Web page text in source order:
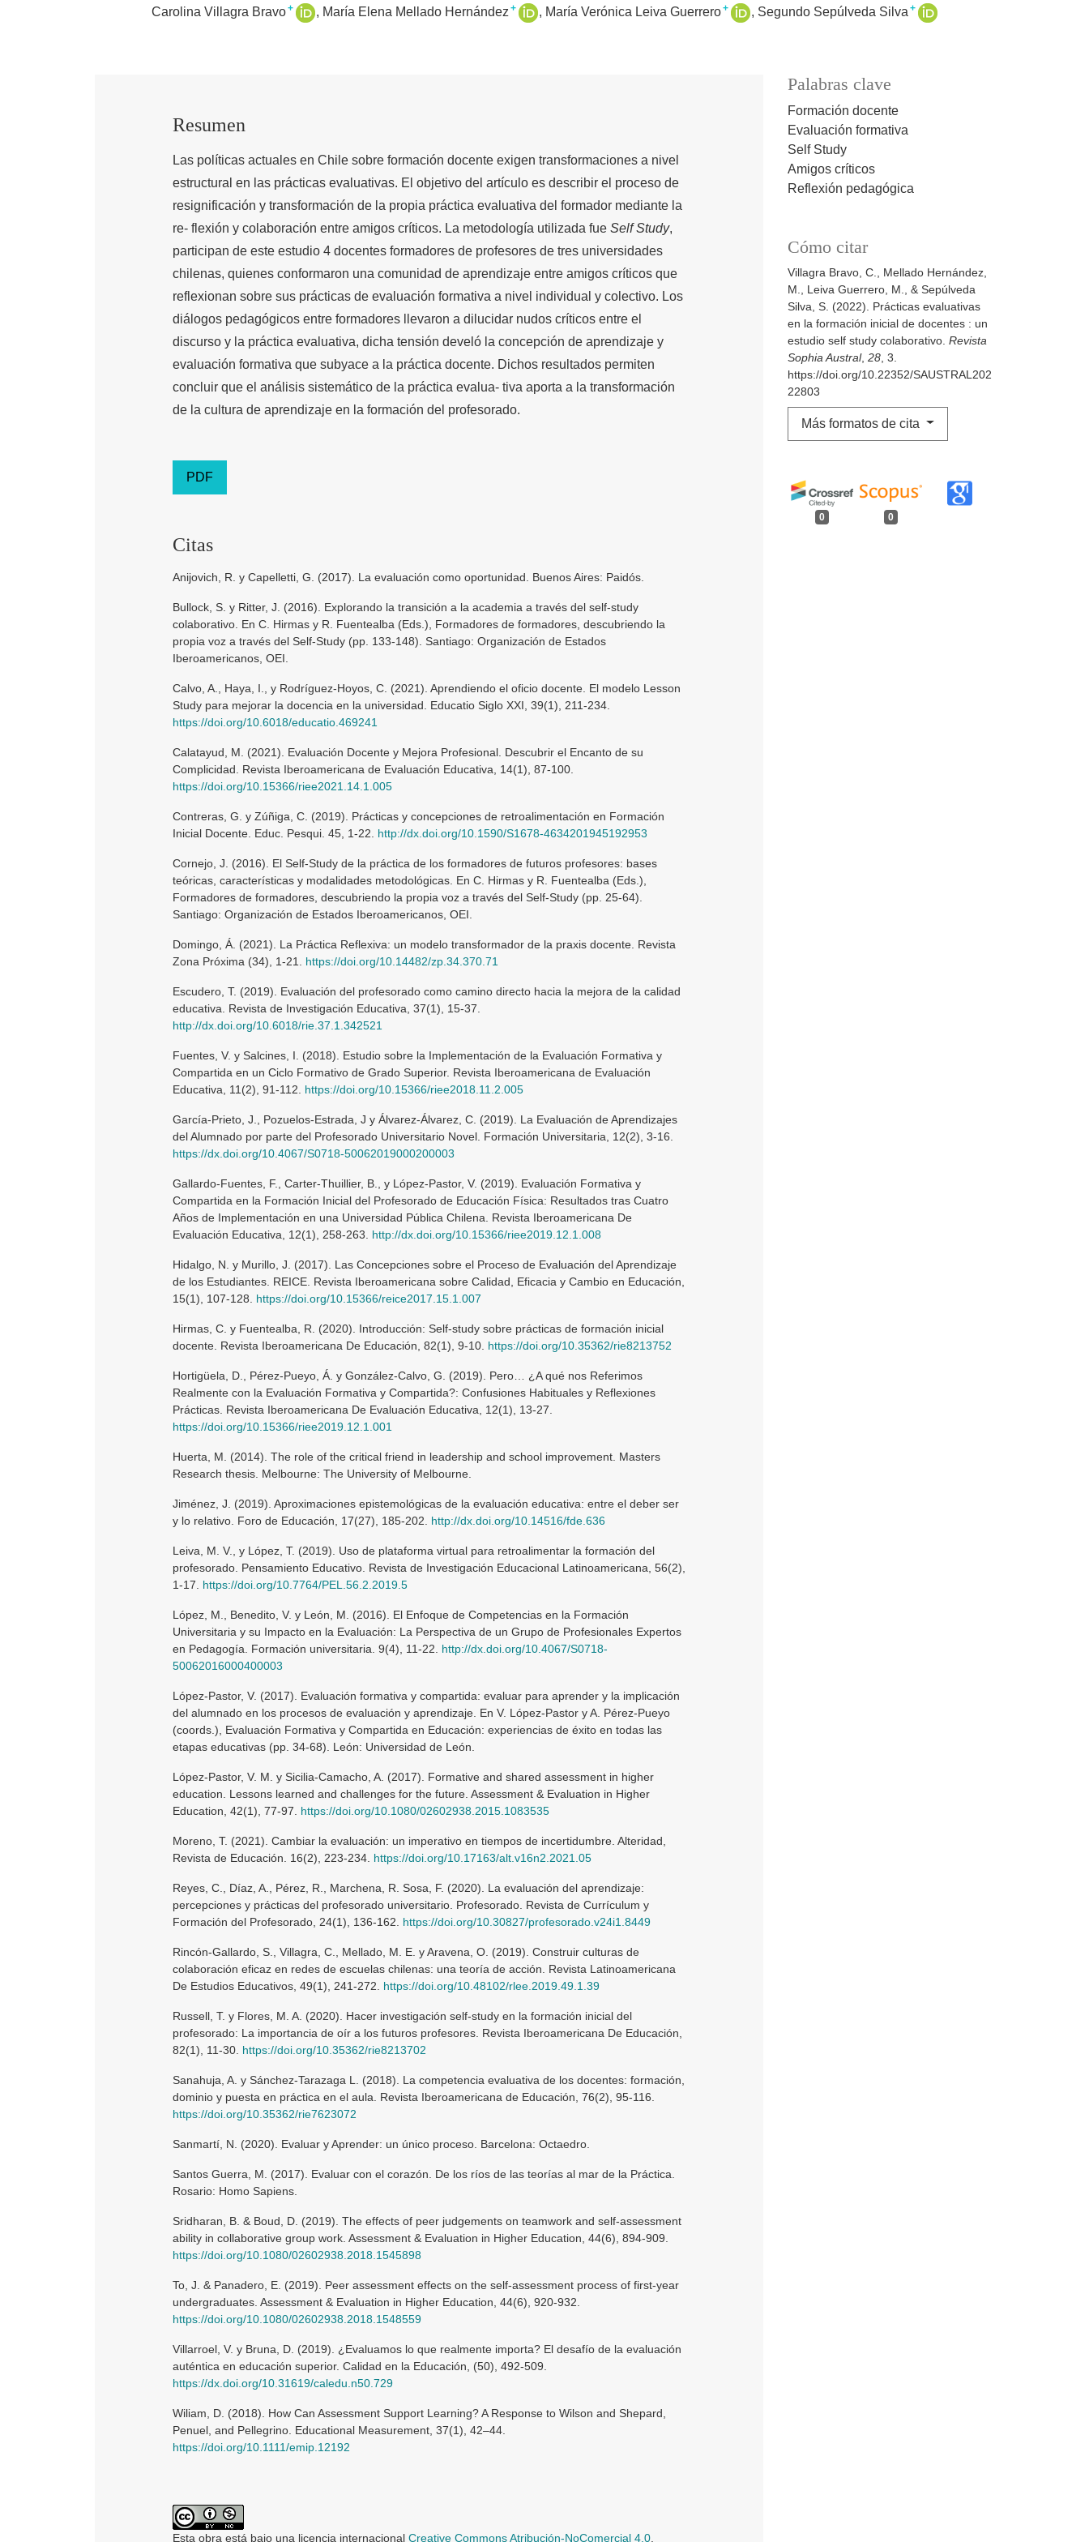
Carolina Villagra Bravo+ María Elena Mellado Hernández + María Verónica Leiva Guerrero+ Segundo Sepúlveda Silva +
Palabras clave
Formación docente
Evaluación formativa
Self Study
Amigos críticos
Reflexión pedagógica
Cómo citar
Villagra Bravo, C., Mellado Hernández,
M., Leiva Guerrero, M., & Sepúlveda
Silva, S. (2022). Prácticas evaluativas
en la formación inicial de docentes : un
estudio self study colaborativo. Revista
Sophia Austral, 28 , 3.
https://doi.org/10.22352/SAUSTRAL202
22803
Más formatos de cita
0 0
Resumen
Las políticas actuales en Chile sobre formación docente exigen transformaciones a nivel
estructural en las prácticas evaluativas. El objetivo del artículo es describir el proceso de
resignificación y transformación de la propia práctica evaluativa del formador mediante la
re- flexión y colaboración entre amigos críticos. La metodología utilizada fue Self Study,
participan de este estudio 4 docentes formadores de profesores de tres universidades
chilenas, quienes conformaron una comunidad de aprendizaje entre amigos críticos que
reflexionan sobre sus prácticas de evaluación formativa a nivel individual y colectivo. Los
diálogos pedagógicos entre formadores llevaron a dilucidar nudos críticos entre el
discurso y la práctica evaluativa, dicha tensión develó la concepción de aprendizaje y
evaluación formativa que subyace a la práctica docente. Dichos resultados permiten
concluir que el análisis sistemático de la práctica evalua- tiva aporta a la transformación
de la cultura de aprendizaje en la formación del profesorado.
PDF
Citas
Anijovich, R. y Capelletti, G. (2017). La evaluación como oportunidad. Buenos Aires: Paidós.
Bullock, S. y Ritter, J. (2016). Explorando la transición a la academia a través del self-study
colaborativo. En C. Hirmas y R. Fuentealba (Eds.), Formadores de formadores, descubriendo la
propia voz a través del Self-Study (pp. 133-148). Santiago: Organización de Estados
Iberoamericanos, OEI.
Calvo, A., Haya, I., y Rodríguez-Hoyos, C. (2021). Aprendiendo el oficio docente. El modelo Lesson
Study para mejorar la docencia en la universidad. Educatio Siglo XXI, 39(1), 211-234.
https://doi.org/10.6018/educatio.469241
Calatayud, M. (2021). Evaluación Docente y Mejora Profesional. Descubrir el Encanto de su
Complicidad. Revista Iberoamericana de Evaluación Educativa, 14(1), 87-100.
https://doi.org/10.15366/riee2021.14.1.005
Contreras, G. y Zúñiga, C. (2019). Prácticas y concepciones de retroalimentación en Formación
Inicial Docente. Educ. Pesqui. 45, 1-22. http://dx.doi.org/10.1590/S1678-4634201945192953
Cornejo, J. (2016). El Self-Study de la práctica de los formadores de futuros profesores: bases
teóricas, características y modalidades metodológicas. En C. Hirmas y R. Fuentealba (Eds.),
Formadores de formadores, descubriendo la propia voz a través del Self-Study (pp. 25-64).
Santiago: Organización de Estados Iberoamericanos, OEI.
Domingo, Á. (2021). La Práctica Reflexiva: un modelo transformador de la praxis docente. Revista
Zona Próxima (34), 1-21. https://doi.org/10.14482/zp.34.370.71
Escudero, T. (2019). Evaluación del profesorado como camino directo hacia la mejora de la calidad
educativa. Revista de Investigación Educativa, 37(1), 15-37.
http://dx.doi.org/10.6018/rie.37.1.342521
Fuentes, V. y Salcines, I. (2018). Estudio sobre la Implementación de la Evaluación Formativa y
Compartida en un Ciclo Formativo de Grado Superior. Revista Iberoamericana de Evaluación
Educativa, 11(2), 91-112. https://doi.org/10.15366/riee2018.11.2.005
García-Prieto, J., Pozuelos-Estrada, J y Álvarez-Álvarez, C. (2019). La Evaluación de Aprendizajes
del Alumnado por parte del Profesorado Universitario Novel. Formación Universitaria, 12(2), 3-16.
https://dx.doi.org/10.4067/S0718-50062019000200003
Gallardo-Fuentes, F., Carter-Thuillier, B., y López-Pastor, V. (2019). Evaluación Formativa y
Compartida en la Formación Inicial del Profesorado de Educación Física: Resultados tras Cuatro
Años de Implementación en una Universidad Pública Chilena. Revista Iberoamericana De
Evaluación Educativa, 12(1), 258-263. http://dx.doi.org/10.15366/riee2019.12.1.008
Hidalgo, N. y Murillo, J. (2017). Las Concepciones sobre el Proceso de Evaluación del Aprendizaje
de los Estudiantes. REICE. Revista Iberoamericana sobre Calidad, Eficacia y Cambio en Educación,
15(1), 107-128. https://doi.org/10.15366/reice2017.15.1.007
Hirmas, C. y Fuentealba, R. (2020). Introducción: Self-study sobre prácticas de formación inicial
docente. Revista Iberoamericana De Educación, 82(1), 9-10. https://doi.org/10.35362/rie8213752
Hortigüela, D., Pérez-Pueyo, Á. y González-Calvo, G. (2019). Pero… ¿A qué nos Referimos
Realmente con la Evaluación Formativa y Compartida?: Confusiones Habituales y Reflexiones
Prácticas. Revista Iberoamericana De Evaluación Educativa, 12(1), 13-27.
https://doi.org/10.15366/riee2019.12.1.001
Huerta, M. (2014). The role of the critical friend in leadership and school improvement. Masters
Research thesis. Melbourne: The University of Melbourne.
Jiménez, J. (2019). Aproximaciones epistemológicas de la evaluación educativa: entre el deber ser
y lo relativo. Foro de Educación, 17(27), 185-202. http://dx.doi.org/10.14516/fde.636
Leiva, M. V., y López, T. (2019). Uso de plataforma virtual para retroalimentar la formación del
profesorado. Pensamiento Educativo. Revista de Investigación Educacional Latinoamericana, 56(2),
1-17. https://doi.org/10.7764/PEL.56.2.2019.5
López, M., Benedito, V. y León, M. (2016). El Enfoque de Competencias en la Formación
Universitaria y su Impacto en la Evaluación: La Perspectiva de un Grupo de Profesionales Expertos
en Pedagogía. Formación universitaria. 9(4), 11-22. http://dx.doi.org/10.4067/S0718-
50062016000400003
López-Pastor, V. (2017). Evaluación formativa y compartida: evaluar para aprender y la implicación
del alumnado en los procesos de evaluación y aprendizaje. En V. López-Pastor y A. Pérez-Pueyo
(coords.), Evaluación Formativa y Compartida en Educación: experiencias de éxito en todas las
etapas educativas (pp. 34-68). León: Universidad de León.
López-Pastor, V. M. y Sicilia-Camacho, A. (2017). Formative and shared assessment in higher
education. Lessons learned and challenges for the future. Assessment & Evaluation in Higher
Education, 42(1), 77-97. https://doi.org/10.1080/02602938.2015.1083535
Moreno, T. (2021). Cambiar la evaluación: un imperativo en tiempos de incertidumbre. Alteridad,
Revista de Educación. 16(2), 223-234. https://doi.org/10.17163/alt.v16n2.2021.05
Reyes, C., Díaz, A., Pérez, R., Marchena, R. Sosa, F. (2020). La evaluación del aprendizaje:
percepciones y prácticas del profesorado universitario. Profesorado. Revista de Currículum y
Formación del Profesorado, 24(1), 136-162. https://doi.org/10.30827/profesorado.v24i1.8449
Rincón-Gallardo, S., Villagra, C., Mellado, M. E. y Aravena, O. (2019). Construir culturas de
colaboración eficaz en redes de escuelas chilenas: una teoría de acción. Revista Latinoamericana
De Estudios Educativos, 49(1), 241-272. https://doi.org/10.48102/rlee.2019.49.1.39
Russell, T. y Flores, M. A. (2020). Hacer investigación self-study en la formación inicial del
profesorado: La importancia de oír a los futuros profesores. Revista Iberoamericana De Educación,
82(1), 11-30. https://doi.org/10.35362/rie8213702
Sanahuja, A. y Sánchez-Tarazaga L. (2018). La competencia evaluativa de los docentes: formación,
dominio y puesta en práctica en el aula. Revista Iberoamericana de Educación, 76(2), 95-116.
https://doi.org/10.35362/rie7623072
Sanmartí, N. (2020). Evaluar y Aprender: un único proceso. Barcelona: Octaedro.
Santos Guerra, M. (2017). Evaluar con el corazón. De los ríos de las teorías al mar de la Práctica.
Rosario: Homo Sapiens.
Sridharan, B. & Boud, D. (2019). The effects of peer judgements on teamwork and self-assessment
ability in collaborative group work. Assessment & Evaluation in Higher Education, 44(6), 894-909.
https://doi.org/10.1080/02602938.2018.1545898
To, J. & Panadero, E. (2019). Peer assessment effects on the self-assessment process of first-year
undergraduates. Assessment & Evaluation in Higher Education, 44(6), 920-932.
https://doi.org/10.1080/02602938.2018.1548559
Villarroel, V. y Bruna, D. (2019). ¿Evaluamos lo que realmente importa? El desafío de la evaluación
auténtica en educación superior. Calidad en la Educación, (50), 492-509.
https://dx.doi.org/10.31619/caledu.n50.729
Wiliam, D. (2018). How Can Assessment Support Learning? A Response to Wilson and Shepard,
Penuel, and Pellegrino. Educational Measurement, 37(1), 42–44.
https://doi.org/10.1111/emip.12192
Esta obra está bajo una licencia internacional Creative Commons Atribución-NoComercial 4.0